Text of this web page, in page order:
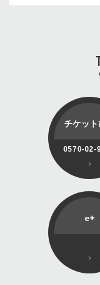
チケット
0570-02-
e+